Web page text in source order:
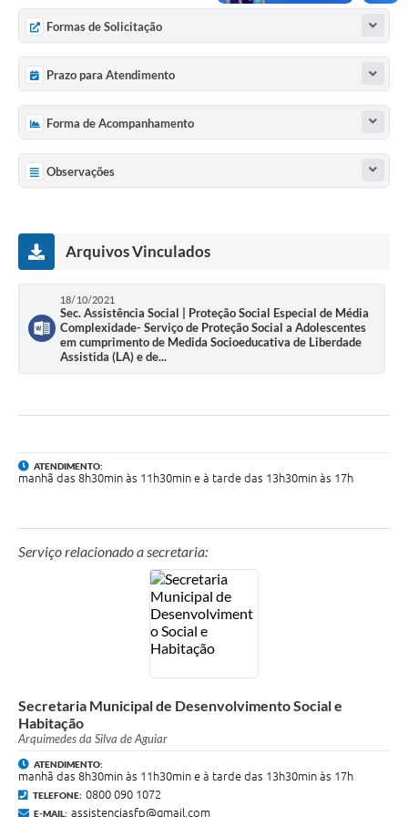
UERGS - Universidade Estadual do RS
Receitas
Despesas
Relatório circunstanciado
Gestão Fiscal
LicitaCon
Contratos
Colaborador
Imóveis locados
Imóveis predial
GERAR BOLETO DE IPTU/ISS/ALVARÁ/CERTIDÕES
câmara de vereadores
Alvarás
Proteção ambiental
Formas de Solicitação
Prazo para Atendimento
Forma de Acompanhamento
Observações
Arquivos Vinculados
18/10/2021
Sec. Assistência Social | Proteção Social Especial de Média
Complexidade- Serviço de Proteção Social a Adolescentes
em cumprimento de Medida Socioeducativa de Liberdade
Assistida (LA) e de...
ATENDIMENTO:
manhã das 8h30min às 11h30min e à tarde das 13h30min às 17h
Serviço relacionado a secretaria:
Secretaria Municipal de Desenvolvimento Social e
Habitação
Arquimedes da Silva de Aguiar
ATENDIMENTO:
manhã das 8h30min às 11h30min e à tarde das 13h30min às 17h
TELEFONE: 0800 090 1072
E-MAIL: assistenciasfp@gmail.com